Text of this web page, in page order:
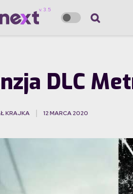
DLC
KRAJKA 12 MARCA 2020